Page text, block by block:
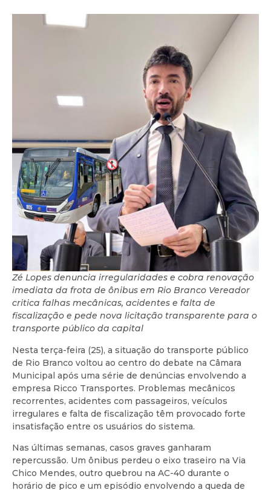
Zé Lopes denuncia irregularidades e cobra renovação
imediata da frota de ônibus em Rio Branco Vereador
critica falhas mecânicas, acidentes e falta de
fiscalização e pede nova licitação transparente para o
transporte público da capital
Nesta terça-feira (25), a situação do transporte público
de Rio Branco voltou ao centro do debate na Câmara
Municipal após uma série de denúncias envolvendo a
empresa Ricco Transportes. Problemas mecânicos
recorrentes, acidentes com passageiros, veículos
irregulares e falta de fiscalização têm provocado forte
insatisfação entre os usuários do sistema.
Nas últimas semanas, casos graves ganharam
repercussão. Um ônibus perdeu o eixo traseiro na Via
Chico Mendes, outro quebrou na AC-40 durante o
horário de pico e um episódio envolvendo a queda de